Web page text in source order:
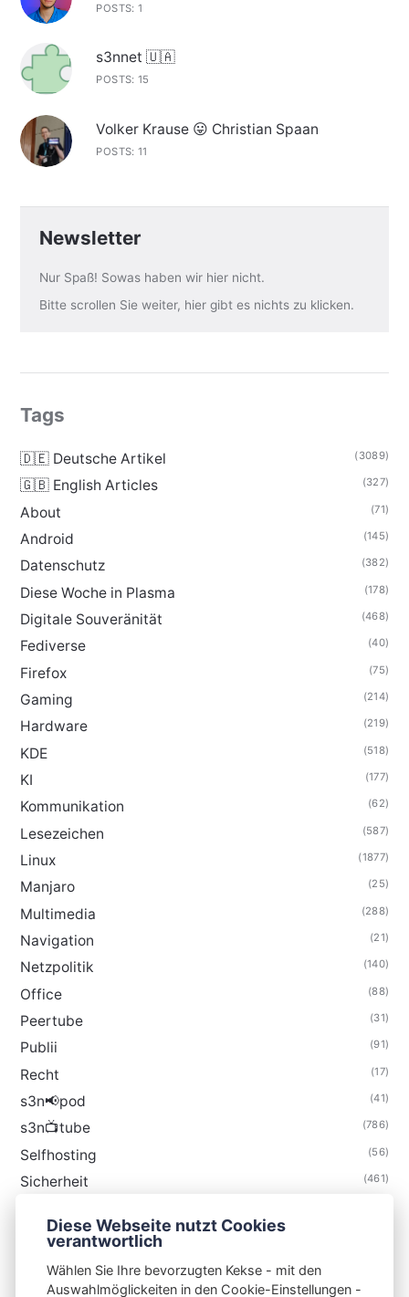
POSTS: 1
s3nnet 🇺🇦
POSTS: 15
Volker Krause 😛 Christian Spaan
POSTS: 11
Newsletter
Nur Spaß! Sowas haben wir hier nicht.
Bitte scrollen Sie weiter, hier gibt es nichts zu klicken.
Tags
🇩🇪 Deutsche Artikel (3089)
🇬🇧 English Articles (327)
About (71)
Android (145)
Datenschutz (382)
Diese Woche in Plasma (178)
Digitale Souveränität (468)
Fediverse (40)
Firefox (75)
Gaming (214)
Hardware (219)
KDE (518)
KI (177)
Kommunikation (62)
Lesezeichen (587)
Linux (1877)
Manjaro (25)
Multimedia (288)
Navigation (21)
Netzpolitik (140)
Office (88)
Peertube (31)
Publii (91)
Recht (17)
s3n📢pod (41)
s3n📺tube (786)
Selfhosting (56)
Sicherheit (461)
Thunderbird
Diese Webseite nutzt Cookies
verantwortlich
Wählen Sie Ihre bevorzugten Kekse - mit den
Auswahlmöglickeiten in den Cookie-Einstellungen -